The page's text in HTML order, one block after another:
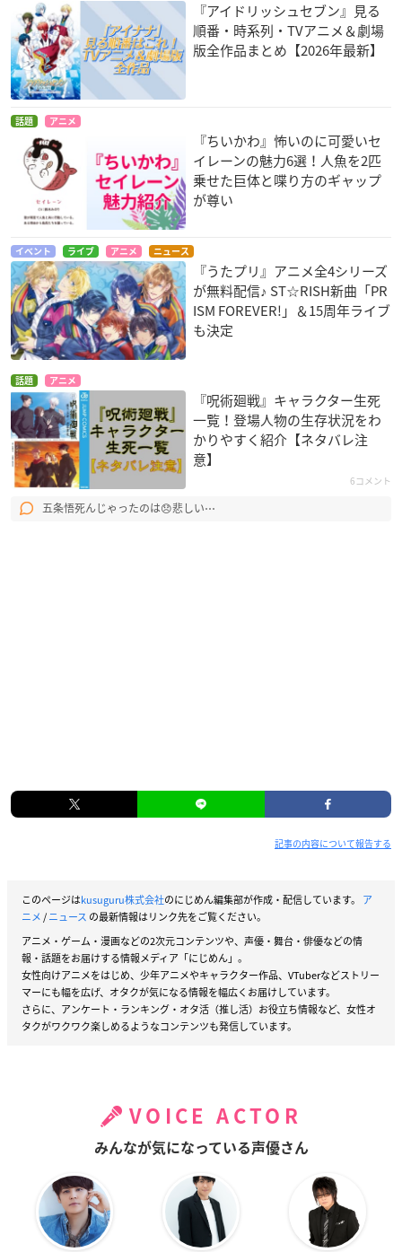
『アイドリッシュセブン』見る
順番・時系列・TVアニメ＆劇場
版全作品まとめ【2026年最新】
話題 アニメ
『ちいかわ』怖いのに可愛いセ
イレーンの魅力6選！人魚を2匹
乗せた巨体と喋り方のギャップ
が尊い
イベント ライブ アニメ ニュース
『うたプリ』アニメ全4シリーズ
が無料配信♪ ST☆RISH新曲「PR
ISM FOREVER!」＆15周年ライブ
も決定
話題 アニメ
『呪術廻戦』キャラクター生死
一覧！登場人物の生存状況をわ
かりやすく紹介【ネタバレ注
意】
6コメント
五条悟死んじゃったのは😞悲しい⋯
記事の内容について報告する
このページはkusuguru株式会社のにじめん編集部が作成・配信しています。 ア
ニメ/ニュース の最新情報はリンク先をご覧ください。
アニメ・ゲーム・漫画などの2次元コンテンツや、声優・舞台・俳優などの情
報・話題をお届けする情報メディア「にじめん」。
女性向けアニメをはじめ、少年アニメやキャラクター作品、VTuberなどストリー
マーにも幅を広げ、オタクが気になる情報を幅広くお届けしています。
さらに、アンケート・ランキング・オタ活（推し活）お役立ち情報など、女性オ
タクがワクワク楽しめるようなコンテンツも発信しています。
VOICE ACTOR
みんなが気になっている声優さん